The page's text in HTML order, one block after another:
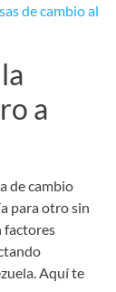
de cambio al
a
de cambio
para otro sin
factores
Aquí te